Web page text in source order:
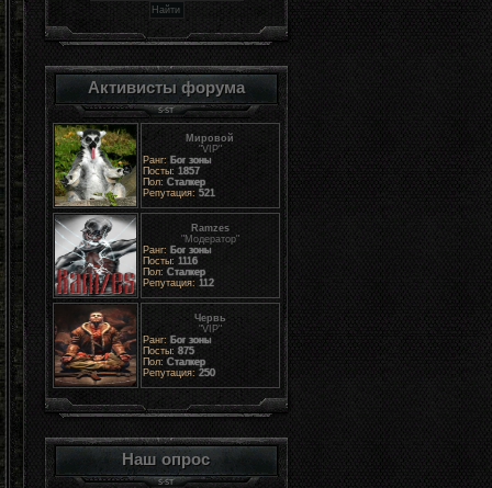
Активисты форума
Мировой
"VIP"
Ранг: Бог зоны
Посты: 1857
Пол: Сталкер
Репутация: 521
Ramzes
"Модератор"
Ранг: Бог зоны
Посты: 1116
Пол: Сталкер
Репутация: 112
Червь
"VIP"
Ранг: Бог зоны
Посты: 875
Пол: Сталкер
Репутация: 250
Наш опрос